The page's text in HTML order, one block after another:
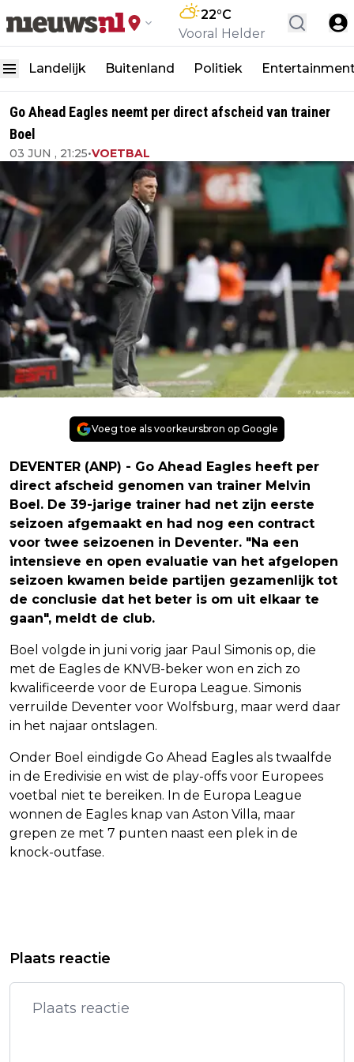
22°C
Vooral Helder
Landelijk Buitenland Politiek
Go Ahead Eagles neemt per direct afscheid van trainer
Boel
03 JUN , 21:25•VOETBAL
Voeg toe als voorkeursbron op Google
DEVENTER (ANP) - Go Ahead Eagles heeft per
direct afscheid genomen van trainer Melvin
Boel. De 39-jarige trainer had net zijn eerste
seizoen afgemaakt en had nog een contract
voor twee seizoenen in Deventer. "Na een
intensieve en open evaluatie van het afgelopen
seizoen kwamen beide partijen gezamenlijk tot
de conclusie dat het beter is om uit elkaar te
gaan", meldt de club.
Boel volgde in juni vorig jaar Paul Simonis op, die
met de Eagles de KNVB-beker won en zich zo
kwalificeerde voor de Europa League. Simonis
verruilde Deventer voor Wolfsburg, maar werd daar
in het najaar ontslagen.
Onder Boel eindigde Go Ahead Eagles als twaalfde
in de Eredivisie en wist de play-offs voor Europees
voetbal niet te bereiken. In de Europa League
wonnen de Eagles knap van Aston Villa, maar
grepen ze met 7 punten naast een plek in de
knock-outfase.
ZEGES NAAR KWARTFINALES OP WK
LABEOUF BEKENT SCHULD AAN
MISHANDELING NA MARDI GRAS-
INCIDENT
Plaats reactie